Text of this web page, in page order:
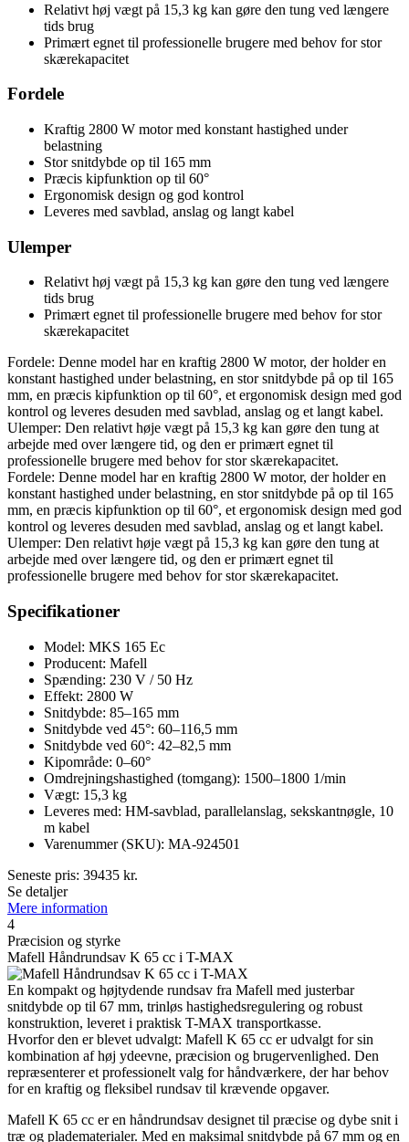
Relativt høj vægt på 15,3 kg kan gøre den tung ved længere
tids brug
Primært egnet til professionelle brugere med behov for stor
skærekapacitet
Fordele
Kraftig 2800 W motor med konstant hastighed under
belastning
Stor snitdybde op til 165 mm
Præcis kipfunktion op til 60°
Ergonomisk design og god kontrol
Leveres med savblad, anslag og langt kabel
Ulemper
Relativt høj vægt på 15,3 kg kan gøre den tung ved længere
tids brug
Primært egnet til professionelle brugere med behov for stor
skærekapacitet
Fordele: Denne model har en kraftig 2800 W motor, der holder en
konstant hastighed under belastning, en stor snitdybde på op til 165
mm, en præcis kipfunktion op til 60°, et ergonomisk design med god
kontrol og leveres desuden med savblad, anslag og et langt kabel.
Ulemper: Den relativt høje vægt på 15,3 kg kan gøre den tung at
arbejde med over længere tid, og den er primært egnet til
professionelle brugere med behov for stor skærekapacitet.
Fordele: Denne model har en kraftig 2800 W motor, der holder en
konstant hastighed under belastning, en stor snitdybde på op til 165
mm, en præcis kipfunktion op til 60°, et ergonomisk design med god
kontrol og leveres desuden med savblad, anslag og et langt kabel.
Ulemper: Den relativt høje vægt på 15,3 kg kan gøre den tung at
arbejde med over længere tid, og den er primært egnet til
professionelle brugere med behov for stor skærekapacitet.
Specifikationer
Model: MKS 165 Ec
Producent: Mafell
Spænding: 230 V / 50 Hz
Effekt: 2800 W
Snitdybde: 85–165 mm
Snitdybde ved 45°: 60–116,5 mm
Snitdybde ved 60°: 42–82,5 mm
Kipområde: 0–60°
Omdrejningshastighed (tomgang): 1500–1800 1/min
Vægt: 15,3 kg
Leveres med: HM-savblad, parallelanslag, sekskantnøgle, 10
m kabel
Varenummer (SKU): MA-924501
Seneste pris: 39435 kr.
Se detaljer
Mere information
4
Præcision og styrke
Mafell Håndrundsav K 65 cc i T-MAX
En kompakt og højtydende rundsav fra Mafell med justerbar
snitdybde op til 67 mm, trinløs hastighedsregulering og robust
konstruktion, leveret i praktisk T-MAX transportkasse.
Hvorfor den er blevet udvalgt: Mafell K 65 cc er udvalgt for sin
kombination af høj ydeevne, præcision og brugervenlighed. Den
repræsenterer et professionelt valg for håndværkere, der har behov
for en kraftig og fleksibel rundsav til krævende opgaver.
Mafell K 65 cc er en håndrundsav designet til præcise og dybe snit i
træ og pladematerialer. Med en maksimal snitdybde på 67 mm og en